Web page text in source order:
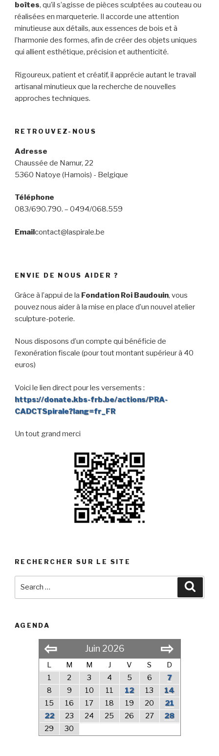
boîtes, qu’il s’agisse de pièces sculptées au couteau ou
réalisées en marqueterie. Il accorde une attention
minutieuse aux détails, aux essences de bois et à
l’harmonie des formes, afin de créer des objets uniques
qui allient esthétique, précision et authenticité.
Rigoureux, patient et créatif, il apprécie autant le travail
artisanal minutieux que la recherche de nouvelles
approches techniques.
RETROUVEZ-NOUS
Adresse
Chaussée de Namur, 22
5360 Natoye (Hamois) - Belgique
Téléphone
083/690.790. – 0494/068.559
Emailcontact@laspirale.be
ENVIE DE NOUS AIDER ?
Grâce à l’appui de la Fondation Roi Baudouin, vous
pouvez nous aider à la mise en place d’un nouvel atelier
sculpture-poterie.
Nous disposons d’un compte qui bénéficie de
l’exonération fiscale (pour tout montant supérieur à 40
euros)
Voici le lien direct pour les versements :
https://donate.kbs-frb.be/actions/PRA-
CADCTSpirale?lang=fr_FR
Un tout grand merci
RECHERCHER SUR LE SITE
AGENDA
⇦ Juin 2026 ⇨
L M M J V S
D
1
2 3 4 5 6
7
8
9 10 11 12 13
14
15
16 17 18 19 20
21
22
23 24 25 26 27
28
29
30